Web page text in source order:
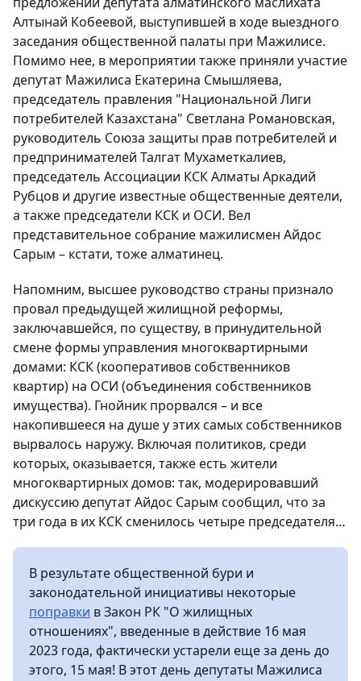
Алтынай Кобеевой, выступившей в ходе выездного
заседания общественной палаты при Мажилисе.
Помимо нее, в мероприятии также приняли участие
депутат Мажилиса Екатерина Смышляева,
председатель правления "Национальной Лиги
потребителей Казахстана" Светлана Романовская,
руководитель Союза защиты прав потребителей и
предпринимателей Талгат Мухаметкалиев,
председатель Ассоциации КСК Алматы Аркадий
Рубцов и другие известные общественные деятели,
а также председатели КСК и ОСИ. Вел
представительное собрание мажилисмен Айдос
Сарым – кстати, тоже алматинец.
Напомним, высшее руководство страны признало
провал предыдущей жилищной реформы,
заключавшейся, по существу, в принудительной
смене формы управления многоквартирными
домами: КСК (кооперативов собственников
квартир) на ОСИ (объединения собственников
имущества). Гнойник прорвался – и все
накопившееся на душе у этих самых собственников
вырвалось наружу. Включая политиков, среди
которых, оказывается, также есть жители
многоквартирных домов: так, модерировавший
дискуссию депутат Айдос Сарым сообщил, что за
три года в их КСК сменилось четыре председателя…
В результате общественной бури и
законодательной инициативы некоторые
поправки в Закон РК "О жилищных
отношениях", введенные в действие 16 мая
2023 года, фактически устарели еще за день до
этого, 15 мая! В этот день депутаты Мажилиса